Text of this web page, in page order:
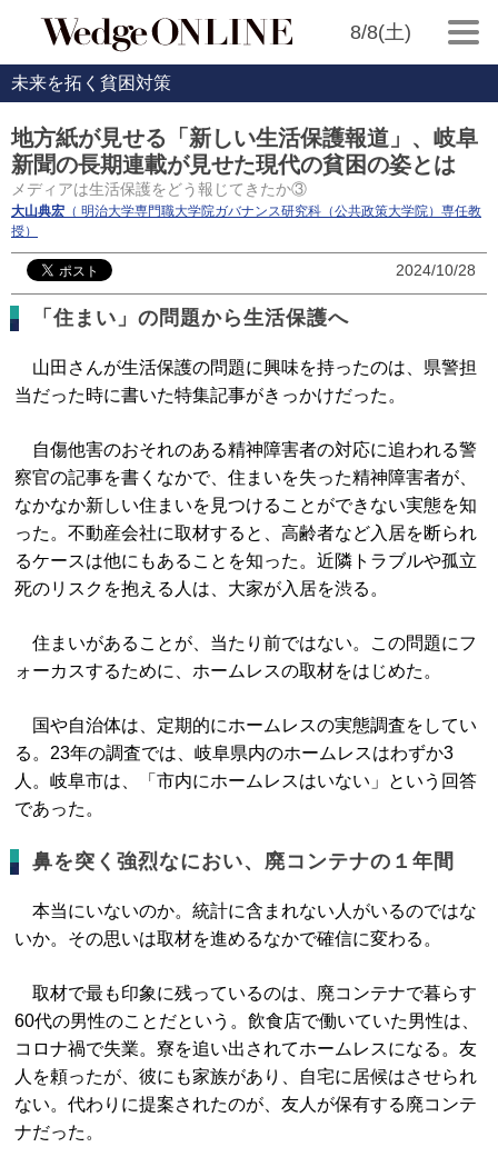
8/8(土)
未来を拓く貧困対策
地方紙が見せる「新しい生活保護報道」、岐阜
新聞の長期連載が見せた現代の貧困の姿とは
メディアは生活保護をどう報じてきたか③
大山典宏 （ 明治大学専門職大学院ガバナンス研究科（公共政策大学院）専任教
授）
2024/10/28
「住まい」の問題から生活保護へ
山田さんが生活保護の問題に興味を持ったのは、県警担
当だった時に書いた特集記事がきっかけだった。
自傷他害のおそれのある精神障害者の対応に追われる警
察官の記事を書くなかで、住まいを失った精神障害者が、
なかなか新しい住まいを見つけることができない実態を知
った。不動産会社に取材すると、高齢者など入居を断られ
るケースは他にもあることを知った。近隣トラブルや孤立
死のリスクを抱える人は、大家が入居を渋る。
住まいがあることが、当たり前ではない。この問題にフ
ォーカスするために、ホームレスの取材をはじめた。
国や自治体は、定期的にホームレスの実態調査をしてい
る。23年の調査では、岐阜県内のホームレスはわずか3
人。岐阜市は、「市内にホームレスはいない」という回答
であった。
鼻を突く強烈なにおい、廃コンテナの１年間
本当にいないのか。統計に含まれない人がいるのではな
いか。その思いは取材を進めるなかで確信に変わる。
取材で最も印象に残っているのは、廃コンテナで暮らす
60代の男性のことだという。飲食店で働いていた男性は、
コロナ禍で失業。寮を追い出されてホームレスになる。友
人を頼ったが、彼にも家族があり、自宅に居候はさせられ
ない。代わりに提案されたのが、友人が保有する廃コンテ
ナだった。